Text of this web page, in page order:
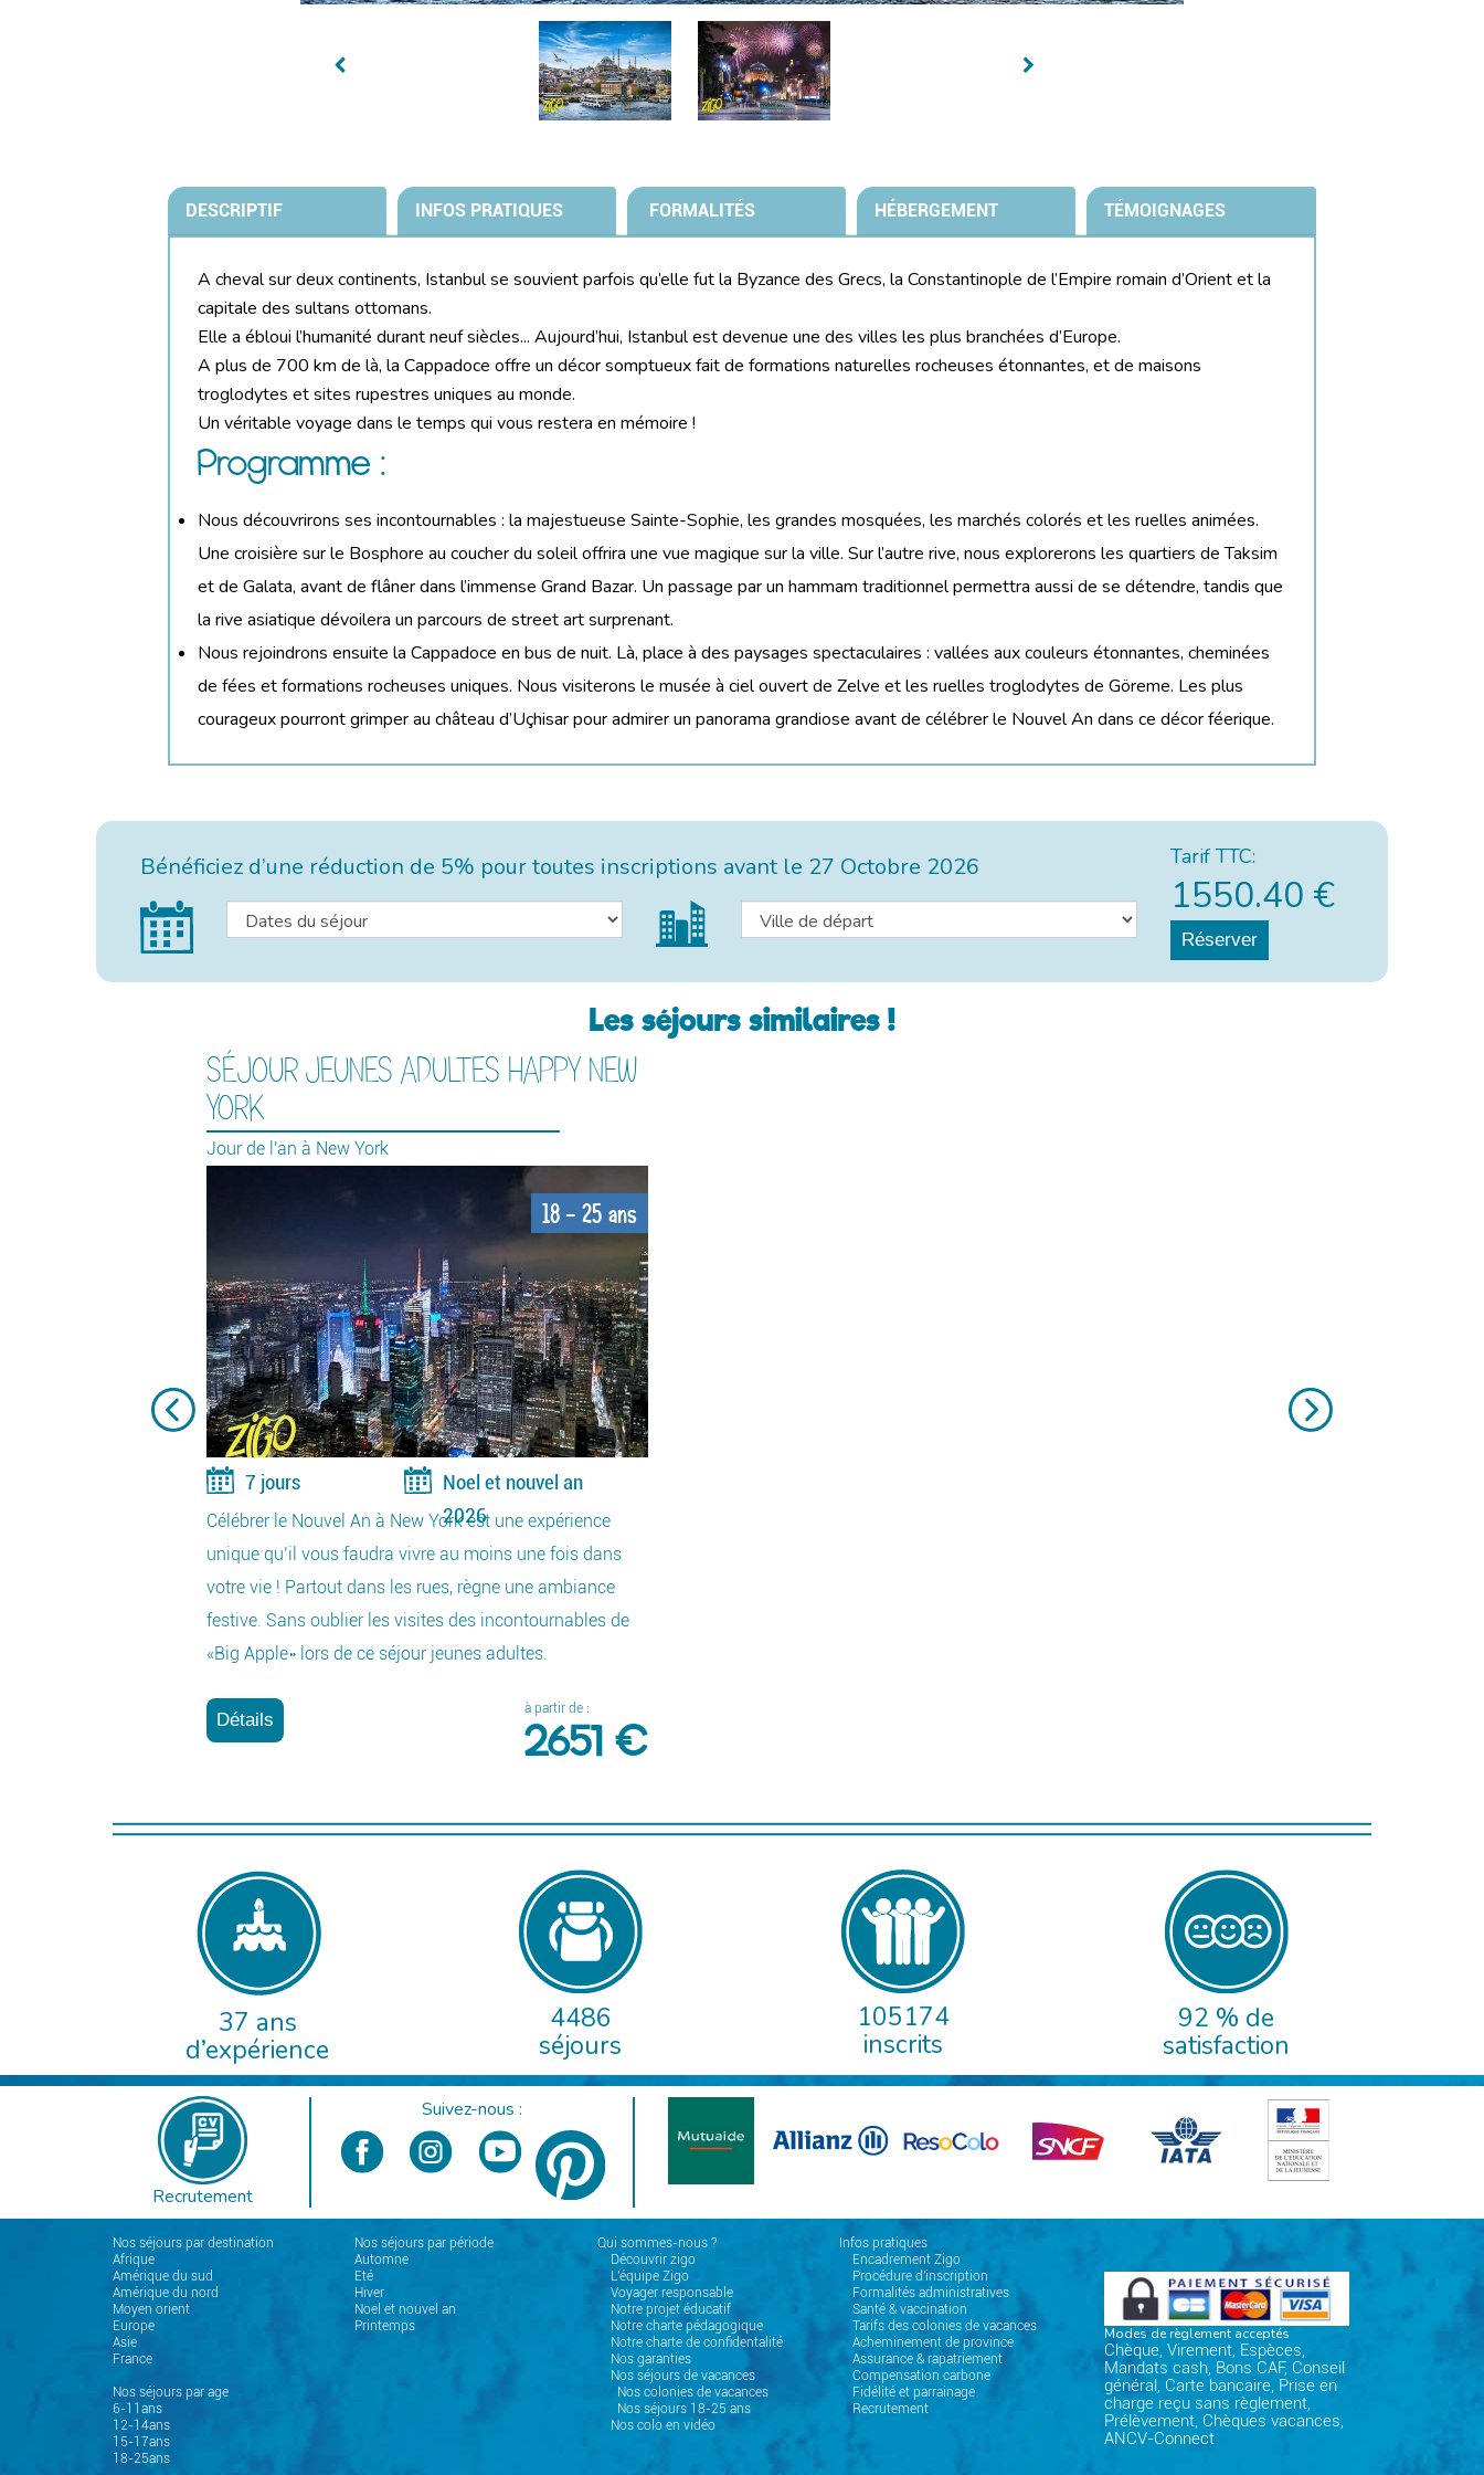
DESCRIPTIF INFOS PRATIQUES FORMALITÉS HÉBERGEMENT TÉMOIGNAGES
A cheval sur deux continents, Istanbul se souvient parfois qu’elle fut la Byzance des Grecs, la Constantinople de l’Empire romain d’Orient et la
capitale des sultans ottomans.
Elle a ébloui l’humanité durant neuf siècles... Aujourd’hui, Istanbul est devenue une des villes les plus branchées d’Europe.
A plus de 700 km de là, la Cappadoce offre un décor somptueux fait de formations naturelles rocheuses étonnantes, et de maisons
troglodytes et sites rupestres uniques au monde.
Un véritable voyage dans le temps qui vous restera en mémoire !
Programme :
Nous découvrirons ses incontournables : la majestueuse Sainte-Sophie, les grandes mosquées, les marchés colorés et les ruelles animées.
Une croisière sur le Bosphore au coucher du soleil offrira une vue magique sur la ville. Sur l’autre rive, nous explorerons les quartiers de Taksim
et de Galata, avant de flâner dans l’immense Grand Bazar. Un passage par un hammam traditionnel permettra aussi de se détendre, tandis que
la rive asiatique dévoilera un parcours de street art surprenant.
Nous rejoindrons ensuite la Cappadoce en bus de nuit. Là, place à des paysages spectaculaires : vallées aux couleurs étonnantes, cheminées
de fées et formations rocheuses uniques. Nous visiterons le musée à ciel ouvert de Zelve et les ruelles troglodytes de Göreme. Les plus
courageux pourront grimper au château d’Uçhisar pour admirer un panorama grandiose avant de célébrer le Nouvel An dans ce décor féerique.
Bénéficiez d’une réduction de 5% pour toutes inscriptions avant le 27 Octobre 2026 Tarif TTC:
1550.40 €
Réserver
Les séjours similaires !
SÉJOUR JEUNES ADULTES HAPPY NEW
YORK
Jour de l'an à New York
18 - 25 ans
7 jours
Noel et nouvel an
2026
Célébrer le Nouvel An à New York est une expérience
unique qu’il vous faudra vivre au moins une fois dans
votre vie ! Partout dans les rues, règne une ambiance
festive. Sans oublier les visites des incontournables de
«Big Apple» lors de ce séjour jeunes adultes.
Détails
à partir de :
2651 €
37 ans
d’expérience
4486
séjours
105174
inscrits
92 % de
satisfaction
Recrutement
Suivez-nous :
Nos séjours par destination
Afrique
Amérique du sud
Amérique du nord
Moyen orient
Europe
Asie
France
Nos séjours par age
6-11ans
12-14ans
15-17ans
18-25ans
Nos séjours par période
Automne
Eté
Hiver
Noel et nouvel an
Printemps
Qui sommes-nous ?
Découvrir zigo
L'équipe Zigo
Voyager responsable
Notre projet éducatif
Notre charte pédagogique
Notre charte de confidentalité
Nos garanties
Nos séjours de vacances
Nos colonies de vacances
Nos séjours 18-25 ans
Nos colo en vidéo
Infos pratiques
Encadrement Zigo
Procédure d'inscription
Formalités administratives
Santé & vaccination
Tarifs des colonies de vacances
Acheminement de province
Assurance & rapatriement
Compensation carbone
Fidélité et parrainage
Recrutement
Modes de règlement acceptés
Chèque, Virement, Espèces,
Mandats cash, Bons CAF, Conseil
général, Carte bancaire, Prise en
charge reçu sans règlement,
Prélèvement, Chèques vacances,
ANCV-Connect